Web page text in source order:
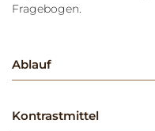
Fragebogen.
Ablauf
Kontrastmittel